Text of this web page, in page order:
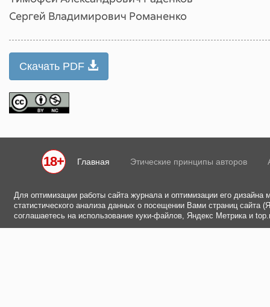
Сергей Владимирович Романенко
Скачать PDF
18+ Главная Этические принципы авторов
Для оптимизации работы сайта журнала и оптимизации его
статистического анализа данных о посещении Вами страниц
соглашаетесь на использование куки-файлов, Яндекс Метрика и